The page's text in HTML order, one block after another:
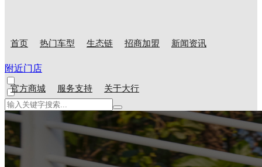
首页 热门车型 生态链 招商加盟 新闻资讯
官方商城 服务支持 关于大行
附近门店